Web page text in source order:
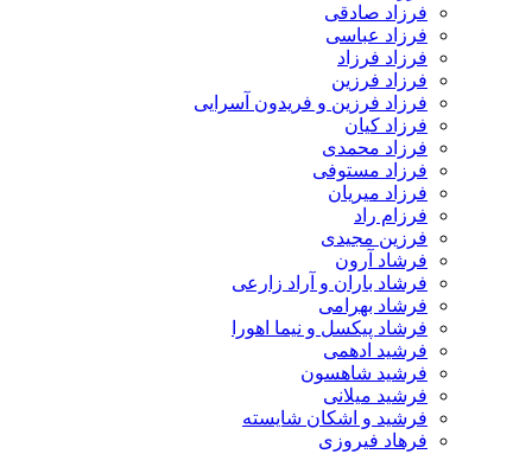
فرزاد صادقی
فرزاد عباسی
فرزاد فرزاد
فرزاد فرزین
فرزاد فرزین و فریدون آسرایی
فرزاد کیان
فرزاد محمدی
فرزاد مستوفی
فرزاد میریان
فرزام راد
فرزین مجیدی
فرشاد آرون
فرشاد باران و آراد زارعی
فرشاد بهرامی
فرشاد پیکسل و نیما اهورا
فرشید ادهمی
فرشید شاهسون
فرشید میلانی
فرشید و اشکان شایسته
فرهاد فیروزی